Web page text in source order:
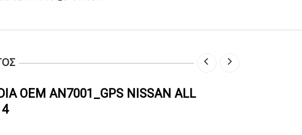
OEM AN7001_GPS NISSAN ALL